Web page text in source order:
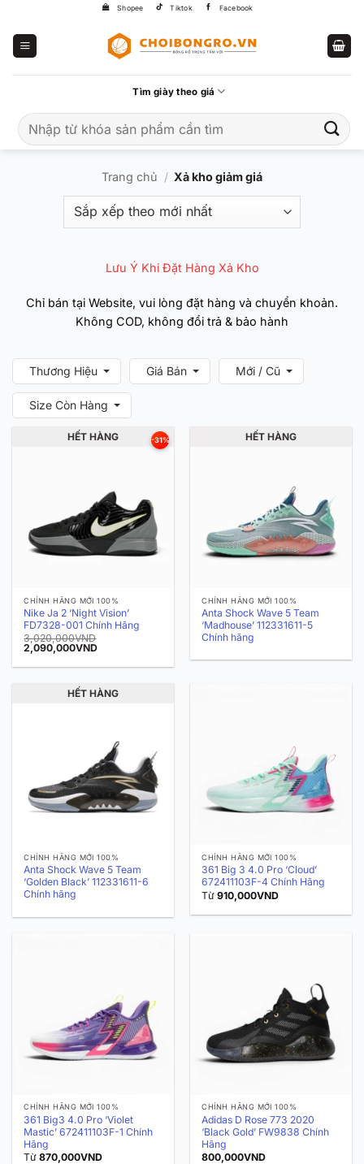
Shopee Tiktok Facebook
Tìm giày theo giá
kiếm:
Trang chủ / Xả kho giảm giá
Lưu Ý Khi Đặt Hàng Xả Kho
Chỉ bán tại Website, vui lòng đặt hàng và chuyển khoản.
Không COD, không đổi trả & bảo hành
Thương Hiệu Giá Bán Mới / Cũ
Size Còn Hàng
-31%
HẾT HÀNG
CHÍNH HÃNG MỚI 100%
Nike Ja 2 ‘Night Vision’
FD7328-001 Chính Hãng
3,020,000VND
Giá
gốc
là:
2,090,000VNDGiá
tại
2,090,000VND.
HẾT HÀNG
CHÍNH HÃNG MỚI 100%
Anta Shock Wave 5 Team
‘Madhouse’ 112331611-5
Chính hãng
HẾT HÀNG
CHÍNH HÃNG MỚI 100%
Anta Shock Wave 5 Team
‘Golden Black’ 112331611-6
Chính hãng
CHÍNH HÃNG MỚI 100%
361 Big 3 4.0 Pro ‘Cloud’
672411103F-4 Chính Hãng
Từ910,000VND
CHÍNH HÃNG MỚI 100%
361 Big3 4.0 Pro ‘Violet
Mastic’ 672411103F-1 Chính
Hãng
Từ870,000VND
CHÍNH HÃNG MỚI 100%
Adidas D Rose 773 2020
‘Black Gold’ FW9838 Chính
Hãng
800,000VND